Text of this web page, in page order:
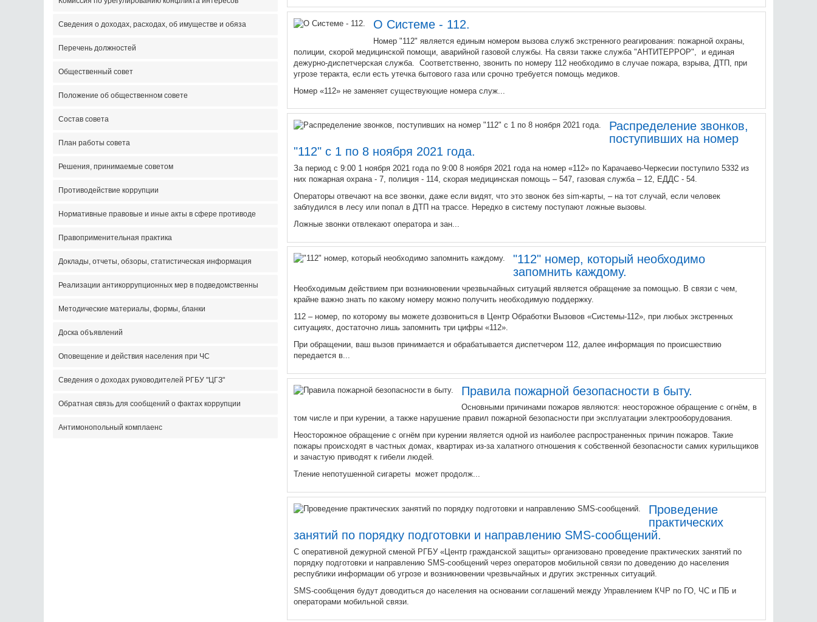
Сведения о доходах, расходах, об имуществе и обяза
Перечень должностей
Общественный совет
Положение об общественном совете
Состав совета
План работы совета
Решения, принимаемые советом
Противодействие коррупции
Нормативные правовые и иные акты в сфере противоде
Правоприменительная практика
Доклады, отчеты, обзоры, статистическая информация
Реализации антикоррупционных мер в подведомственны
Методические материалы, формы, бланки
Доска объявлений
Оповещение и действия населения при ЧС
Сведения о доходах руководителей РГБУ "ЦГЗ"
Обратная связь для сообщений о фактах коррупции
Антимонопольный комплаенс
О Системе - 112.
Номер "112" является единым номером вызова служб экстренного реагирования: пожарной охраны,
полиции, скорой медицинской помощи, аварийной газовой службы. На связи также служба "АНТИТЕРРОР", и единая
дежурно-диспетчерская служба. Соответственно, звонить по номеру 112 необходимо в случае пожара, взрыва, ДТП, при
угрозе теракта, если есть утечка бытового газа или срочно требуется помощь медиков.
Номер «112» не заменяет существующие номера служ...
Распределение звонков,
поступивших на номер
"112" с 1 по 8 ноября 2021 года.
За период с 9:00 1 ноября 2021 года по 9:00 8 ноября 2021 года на номер «112» по Карачаево-Черкесии поступило 5332 из
них пожарная охрана - 7, полиция - 114, скорая медицинская помощь – 547, газовая служба – 12, ЕДДС - 54.
Операторы отвечают на все звонки, даже если видят, что это звонок без sim-карты, – на тот случай, если человек
заблудился в лесу или попал в ДТП на трассе. Нередко в систему поступают ложные вызовы.
Ложные звонки отвлекают оператора и зан...
"112" номер, который необходимо
запомнить каждому.
Необходимым действием при возникновении чрезвычайных ситуаций является обращение за помощью. В связи с чем,
крайне важно знать по какому номеру можно получить необходимую поддержку.
112 – номер, по которому вы можете дозвониться в Центр Обработки Вызовов «Системы-112», при любых экстренных
ситуациях, достаточно лишь запомнить три цифры «112».
При обращении, ваш вызов принимается и обрабатывается диспетчером 112, далее информация по происшествию
передается в...
Правила пожарной безопасности в быту.
Основными причинами пожаров являются: неосторожное обращение с огнём, в
том числе и при курении, а также нарушение правил пожарной безопасности при эксплуатации электрооборудования.
Неосторожное обращение с огнём при курении является одной из наиболее распространенных причин пожаров. Такие
пожары происходят в частных домах, квартирах из-за халатного отношения к собственной безопасности самих курильщиков
и зачастую приводят к гибели людей.
Тление непотушенной сигареты может продолж...
Проведение
практических
занятий по порядку подготовки и направлению SMS-сообщений.
С оперативной дежурной сменой РГБУ «Центр гражданской защиты» организовано проведение практических занятий по
порядку подготовки и направлению SMS-сообщений через операторов мобильной связи по доведению до населения
республики информации об угрозе и возникновении чрезвычайных и других экстренных ситуаций.
SMS-сообщения будут доводиться до населения на основании соглашений между Управлением КЧР по ГО, ЧС и ПБ и
операторами мобильной связи.